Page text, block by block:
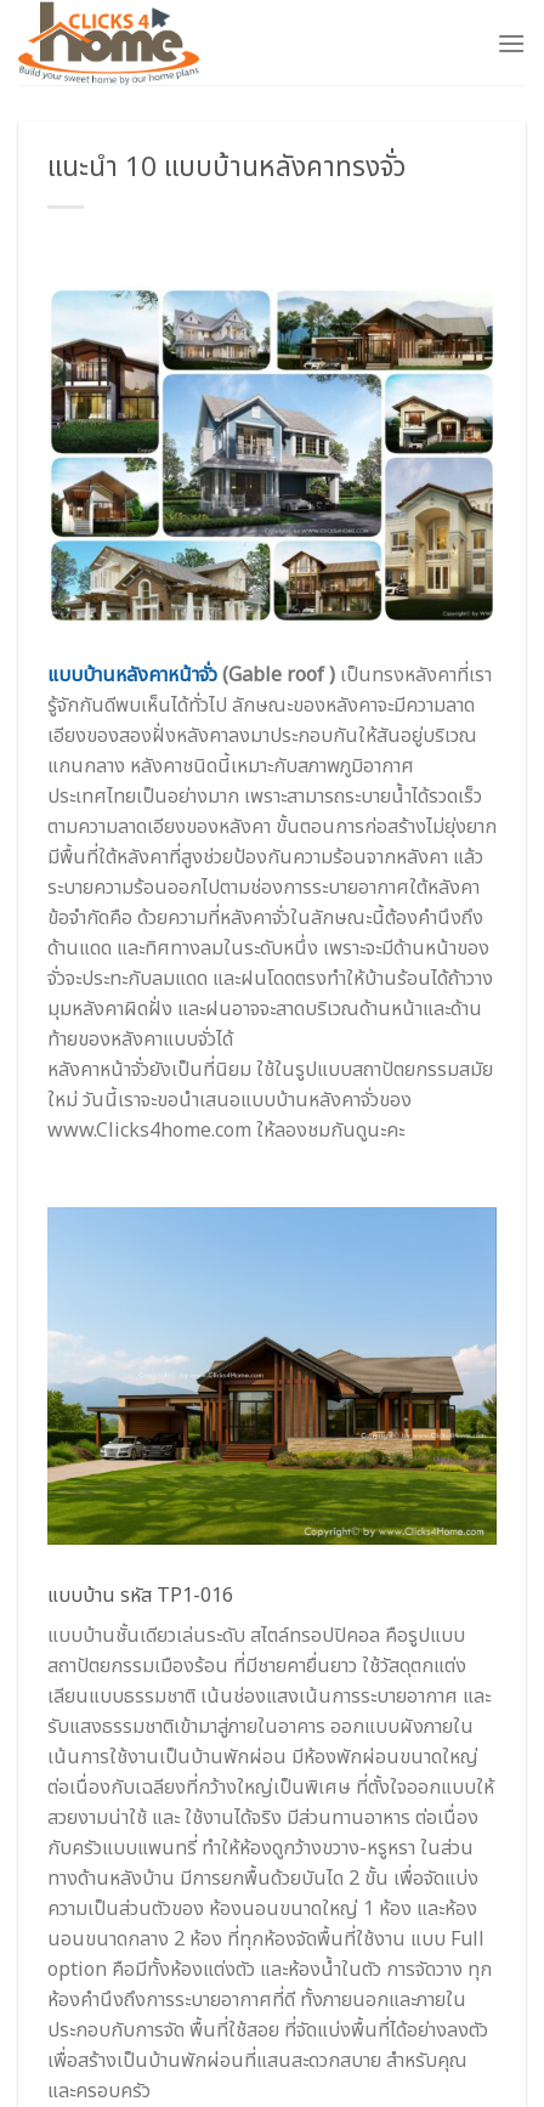
content
แนะนำ 10 แบบบ้านหลังคาทรงจั่ว
แบบบ้านหลังคาหน้าจั่ว(Gable roof ) เป็นทรงหลังคาที่เรา
รู้จักกันดีพบเห็นได้ทั่วไป ลักษณะของหลังคาจะมีความลาด
เอียงของสองฝั่งหลังคาลงมาประกอบกันให้สันอยู่บริเวณ
แกนกลาง หลังคาชนิดนี้เหมาะกับสภาพภูมิอากาศ
ประเทศไทยเป็นอย่างมาก เพราะสามารถระบายน้ำได้รวดเร็ว
ตามความลาดเอียงของหลังคา ขั้นตอนการก่อสร้างไม่ยุ่งยาก
มีพื้นที่ใต้หลังคาที่สูงช่วยป้องกันความร้อนจากหลังคา แล้ว
ระบายความร้อนออกไปตามช่องการระบายอากาศใต้หลังคา
ข้อจำกัดคือ ด้วยความที่หลังคาจั่วในลักษณะนี้ต้องคำนึงถึง
ด้านแดด และทิศทางลมในระดับหนึ่ง เพราะจะมีด้านหน้าของ
จั่วจะประทะกับลมแดด และฝนโดดตรงทำให้บ้านร้อนได้ถ้าวาง
มุมหลังคาผิดฝั่ง และฝนอาจจะสาดบริเวณด้านหน้าและด้าน
ท้ายของหลังคาแบบจั่วได้
หลังคาหน้าจั่วยังเป็นที่นิยม ใช้ในรูปแบบสถาปัตยกรรมสมัย
ใหม่ วันนี้เราจะขอนำเสนอแบบบ้านหลังคาจั่วของ
www.Clicks4home.com ให้ลองชมกันดูนะคะ
แบบบ้าน รหัส TP1-016
แบบบ้านชั้นเดียวเล่นระดับ สไตล์ทรอปปิคอล คือรูปแบบ
สถาปัตยกรรมเมืองร้อน ที่มีชายคายื่นยาว ใช้วัสดุตกแต่ง
เลียนแบบธรรมชาติ เน้นช่องแสงเน้นการระบายอากาศ และ
รับแสงธรรมชาติเข้ามาสู่ภายในอาคาร ออกแบบผังภายใน
เน้นการใช้งานเป็นบ้านพักผ่อน มีห้องพักผ่อนขนาดใหญ่
ต่อเนื่องกับเฉลียงที่กว้างใหญ่เป็นพิเศษ ที่ตั้งใจออกแบบให้
สวยงามน่าใช้ และ ใช้งานได้จริง มีส่วนทานอาหาร ต่อเนื่อง
กับครัวแบบแพนทรี่ ทำให้ห้องดูกว้างขวาง-หรูหรา ในส่วน
ทางด้านหลังบ้าน มีการยกพื้นด้วยบันได 2 ขั้น เพื่อจัดแบ่ง
ความเป็นส่วนตัวของ ห้องนอนขนาดใหญ่ 1 ห้อง และห้อง
นอนขนาดกลาง 2 ห้อง ที่ทุกห้องจัดพื้นที่ใช้งาน แบบ Full
option คือมีทั้งห้องแต่งตัว และห้องน้ำในตัว การจัดวาง ทุก
ห้องคำนึงถึงการระบายอากาศที่ดี ทั้งภายนอกและภายใน
ประกอบกับการจัด พื้นที่ใช้สอย ที่จัดแบ่งพื้นที่ได้อย่างลงตัว
เพื่อสร้างเป็นบ้านพักผ่อนที่แสนสะดวกสบาย สำหรับคุณ
และครอบครัว